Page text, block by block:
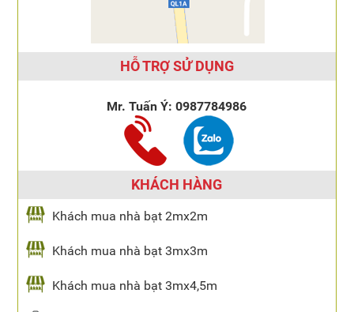
HỖ TRỢ SỬ DỤNG
Mr. Tuấn Ý:0987784986
KHÁCH HÀNG
Khách mua nhà bạt 2mx2m
Khách mua nhà bạt 3mx3m
Khách mua nhà bạt 3mx4,5m